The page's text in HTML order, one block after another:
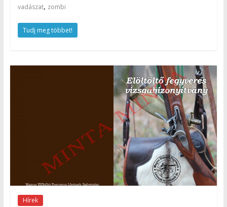
vadászat, zombi
Tudj meg többet!
Hírek